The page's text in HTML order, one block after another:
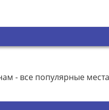
- все популярные